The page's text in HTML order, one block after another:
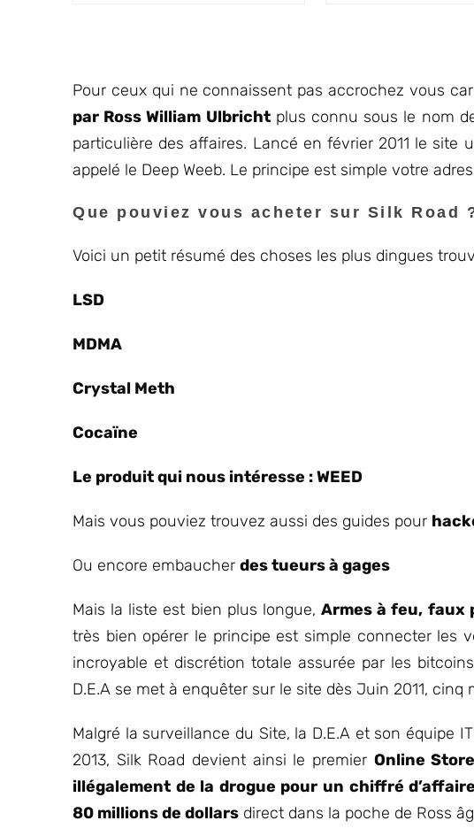
Pour ceux qui ne connaissent pas accrochez vous
par Ross William Ulbrichtplus connu sous le nom
particulière des affaires. Lancé en février 2011 le site
appelé le Deep Weeb. Le principe est simple votre
Que pouviez vous acheter sur Silk Road
Voici un petit résumé des choses les plus dingues
LSD
MDMA
Crystal Meth
Cocaïne
Le produit qui nous intéresse : WEED
Mais vous pouviez trouvez aussi des guides pour
Ou encore embaucher des tueurs à gages
Mais la liste est bien plus longue,Armes à feu, faux
très bien opérer le principe est simple connecter les
incroyable et discrétion totale assurée par les
D.E.A se met à enquêter sur le site dès Juin 2011, cinq
Malgré la surveillance du Site, la D.E.A et son équipe
2013, Silk Road devient ainsi le premier Online
illégalement de la drogue pour un chiffré d’affaire
80 millions de dollars direct dans la poche de Ross